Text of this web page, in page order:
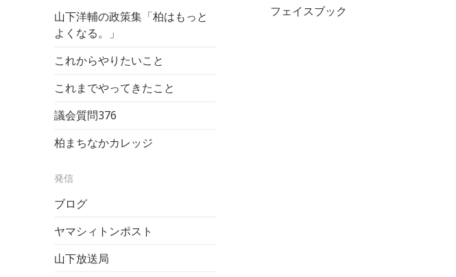
山下洋輔の政策集「柏はもっと
よくなる。」
これからやりたいこと
これまでやってきたこと
議会質問376
柏まちなかカレッジ
発信
ブログ
ヤマシィトンポスト
山下放送局
フェイスブック